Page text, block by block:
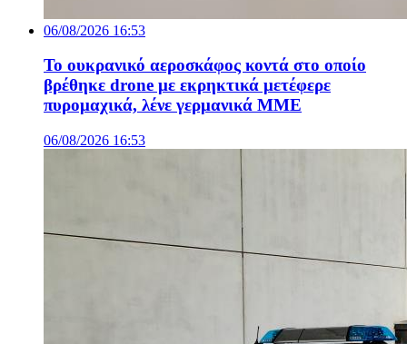
06/08/2026 16:53
Το ουκρανικό αεροσκάφος κοντά στο οποίο
βρέθηκε drone με εκρηκτικά μετέφερε
πυρομαχικά, λένε γερμανικά ΜΜΕ
06/08/2026 16:53